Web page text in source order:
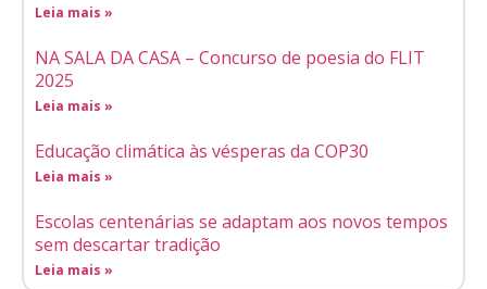
Leia mais »
NA SALA DA CASA – Concurso de poesia do FLIT
2025
Leia mais »
Educação climática às vésperas da COP30
Leia mais »
Escolas centenárias se adaptam aos novos tempos
sem descartar tradição
Leia mais »